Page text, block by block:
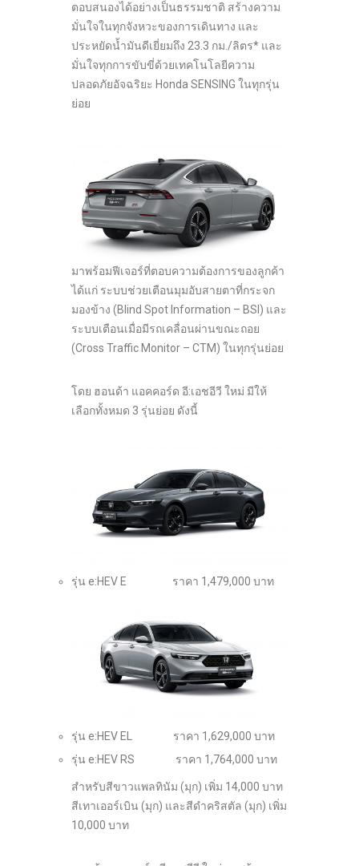
ตอบสนองได้อย่างเป็นธรรมชาติ สร้างความ
มั่นใจในทุกจังหวะของการเดินทาง และ
ประหยัดน้ำมันดีเยี่ยมถึง 23.3 กม./ลิตร* และ
มั่นใจทุกการขับขี่ด้วยเทคโนโลยีความ
ปลอดภัยอัจฉริยะ Honda SENSING ในทุกรุ่น
ย่อย
มาพร้อมฟีเจอร์ที่ตอบความต้องการของลูกค้า
ได้แก่ ระบบช่วยเตือนมุมอับสายตาที่กระจก
มองข้าง (Blind Spot Information – BSI) และ
ระบบเตือนเมื่อมีรถเคลื่อนผ่านขณะถอย
(Cross Traffic Monitor – CTM) ในทุกรุ่นย่อย
โดย ฮอนด้า แอคคอร์ด อี:เอชอีวี ใหม่ มีให้
เลือกทั้งหมด 3 รุ่นย่อย ดังนี้
รุ่น e:HEV E ราคา 1,479,000 บาท
รุ่น e:HEV EL ราคา 1,629,000 บาท
รุ่น e:HEV RS ราคา 1,764,000 บาท
สำหรับสีขาวแพลทินัม (มุก) เพิ่ม 14,000 บาท
สีเทาเออร์เบิน (มุก) และสีดำคริสตัล (มุก) เพิ่ม
10,000 บาท